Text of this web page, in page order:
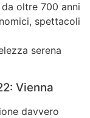
oltre 700 anni
spettacoli
serena
Vienna
davvero